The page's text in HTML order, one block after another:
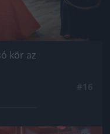
kör az